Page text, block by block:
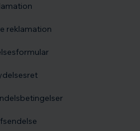
reklamation